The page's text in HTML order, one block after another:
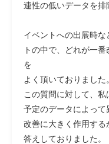
連性の低いデータを排
イベントへの出展時
トの中で、どれが一
を
よく頂いておりました。
この質問に対して、私
予定のデータによっ
改善に大きく作用する
答えしておりました。